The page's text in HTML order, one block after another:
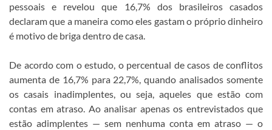
pessoais e revelou que 16,7% dos brasileiros casados
declaram que a maneira como eles gastam o próprio dinheiro
é motivo de briga dentro de casa.
De acordo com o estudo, o percentual de casos de conflitos
aumenta de 16,7% para 22,7%, quando analisados somente
os casais inadimplentes, ou seja, aqueles que estão com
contas em atraso. Ao analisar apenas os entrevistados que
estão adimplentes — sem nenhuma conta em atraso — o